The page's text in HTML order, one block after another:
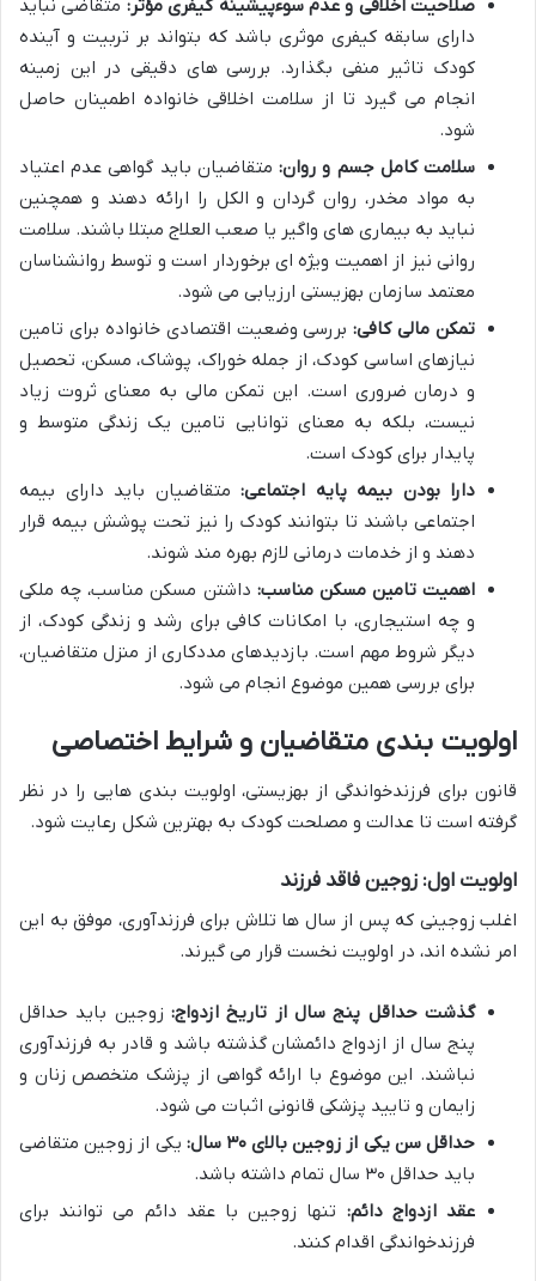
صلاحیت اخلاقی و عدم سوءپیشینه کیفری مؤثر: متقاضی نباید
دارای سابقه کیفری موثری باشد که بتواند بر تربیت و آینده
کودک تاثیر منفی بگذارد. بررسی های دقیقی در این زمینه
انجام می گیرد تا از سلامت اخلاقی خانواده اطمینان حاصل
شود.
سلامت کامل جسم و روان:متقاضیان باید گواهی عدم اعتیاد
به مواد مخدر، روان گردان و الکل را ارائه دهند و همچنین
نباید به بیماری های واگیر یا صعب العلاج مبتلا باشند. سلامت
روانی نیز از اهمیت ویژه ای برخوردار است و توسط روانشناسان
معتمد سازمان بهزیستی ارزیابی می شود.
تمکن مالی کافی:بررسی وضعیت اقتصادی خانواده برای تامین
نیازهای اساسی کودک، از جمله خوراک، پوشاک، مسکن، تحصیل
و درمان ضروری است. این تمکن مالی به معنای ثروت زیاد
نیست، بلکه به معنای توانایی تامین یک زندگی متوسط و
پایدار برای کودک است.
دارا بودن بیمه پایه اجتماعی: متقاضیان باید دارای بیمه
اجتماعی باشند تا بتوانند کودک را نیز تحت پوشش بیمه قرار
دهند و از خدمات درمانی لازم بهره مند شوند.
اهمیت تامین مسکن مناسب: داشتن مسکن مناسب، چه ملکی
و چه استیجاری، با امکانات کافی برای رشد و زندگی کودک، از
دیگر شروط مهم است. بازدیدهای مددکاری از منزل متقاضیان،
برای بررسی همین موضوع انجام می شود.
اولویت بندی متقاضیان و شرایط اختصاصی
قانون برای فرزندخواندگی از بهزیستی، اولویت بندی هایی را در نظر
گرفته است تا عدالت و مصلحت کودک به بهترین شکل رعایت شود.
اولویت اول: زوجین فاقد فرزند
اغلب زوجینی که پس از سال ها تلاش برای فرزندآوری، موفق به این
امر نشده اند، در اولویت نخست قرار می گیرند.
گذشت حداقل پنج سال از تاریخ ازدواج: زوجین باید حداقل
پنج سال از ازدواج دائمشان گذشته باشد و قادر به فرزندآوری
نباشند. این موضوع با ارائه گواهی از پزشک متخصص زنان و
زایمان و تایید پزشکی قانونی اثبات می شود.
حداقل سن یکی از زوجین بالای ۳۰ سال:
یکی از زوجین متقاضی
باید حداقل ۳۰ سال تمام داشته باشد.
عقد ازدواج دائم: تنها زوجین با عقد دائم می توانند برای
فرزندخواندگی اقدام کنند.